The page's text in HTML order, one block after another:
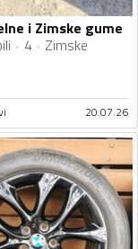
i Zimske gume
4 Zimske
20.07.26